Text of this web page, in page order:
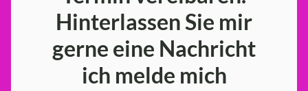
Hinterlassen Sie mir
gerne eine Nachricht
ich melde mich